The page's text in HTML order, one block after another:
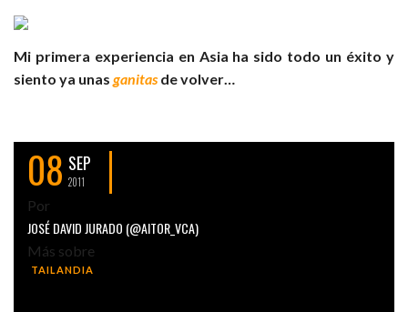
Mi primera experiencia en Asia ha sido todo un éxito y
siento ya unas ganitas de volver…
08 SEP
2011
Por
JOSÉ DAVID JURADO (@AITOR_VCA)
Más sobre
TAILANDIA